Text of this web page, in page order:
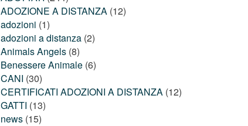
ADOZIONE A DISTANZA (12)
adozioni (1)
adozioni a distanza (2)
Animals Angels (8)
Benessere Animale (6)
CANI (30)
CERTIFICATI ADOZIONI A DISTANZA (12)
GATTI (13)
news (15)